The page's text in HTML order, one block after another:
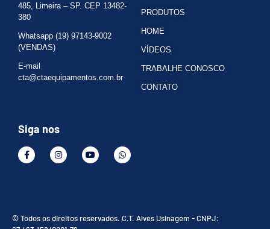
485, Limeira – SP. CEP 13482-
380
Whatsapp (19) 97143-9002
(VENDAS)
E-mail
cta@ctaequipamentos.com.br
PRODUTOS
HOME
VÍDEOS
TRABALHE CONOSCO
CONTATO
Siga nos
© Todos os direitos reservados. C.T. Alves Usinagem - CNPJ: